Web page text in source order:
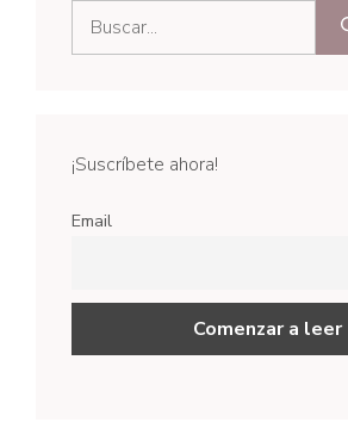
¡Suscríbete ahora!
Email